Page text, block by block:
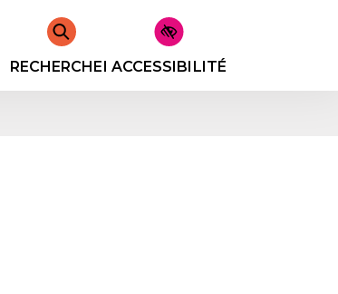
RECHERCHERACCESSIBILITÉ